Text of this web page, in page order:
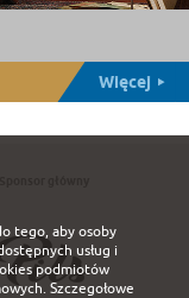
Więcej
tego, aby osoby
usług i
podmiotów
Szczegołowe